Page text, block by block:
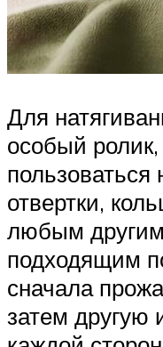
Для
особый
пользоваться
отвертки,
любым
подходящим
сначала
затем другую